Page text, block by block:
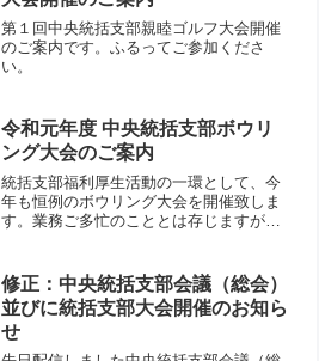
第１回中央統括支部親睦ゴルフ大会開催
のご案内です。ふるってご参加くださ
い。
令和元年度 中央統括支部ボウリ
ング大会のご案内
統括支部福利厚生活動の一環として、今
年も恒例のボウリング大会を開催致しま
す。業務ご多忙のこととは存じますが、
修正：中央統括支部会議（総会）
並びに統括支部大会開催のお知ら
せ